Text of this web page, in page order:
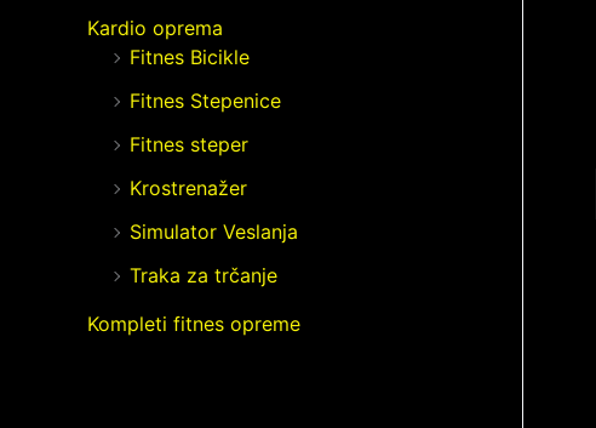
Kardio oprema
Fitnes Bicikle
Fitnes Stepenice
Fitnes steper
Krostrenažer
Simulator Veslanja
Traka za trčanje
Kompleti fitnes opreme